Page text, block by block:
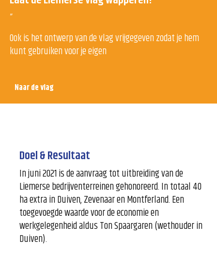
”
Ook is het ontwerp van de vlag vrijgegeven zodat je hem
kunt gebruiken voor je eigen
Naar de vlag
Doel & Resultaat
In juni 2021 is de aanvraag tot uitbreiding van de
Liemerse bedrijventerreinen gehonoreerd. In totaal 40
ha extra in Duiven, Zevenaar en Montferland. Een
toegevoegde waarde voor de economie en
werkgelegenheid aldus Ton Spaargaren (wethouder in
Duiven).